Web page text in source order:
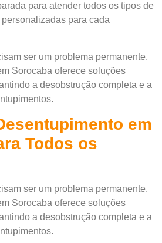
para atender todos os tipos de
para cada
ser um problema permanente.
Sorocaba oferece soluções
a desobstrução completa e a
em
Todos os
ser um problema permanente.
Sorocaba oferece soluções
a desobstrução completa e a